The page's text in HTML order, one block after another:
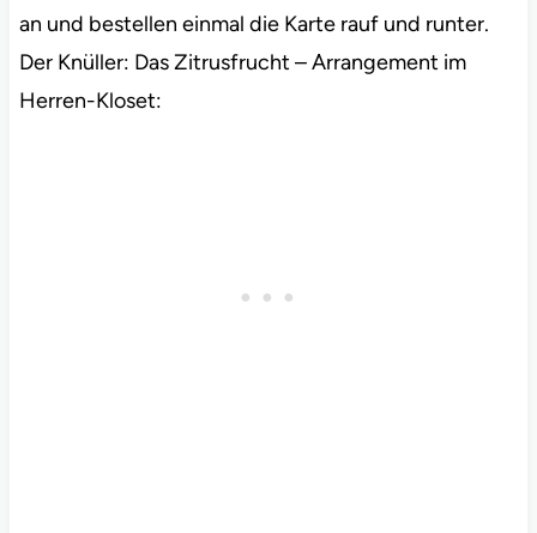
an und bestellen einmal die Karte rauf und runter.
Der Knüller: Das Zitrusfrucht – Arrangement im
Herren-Kloset: